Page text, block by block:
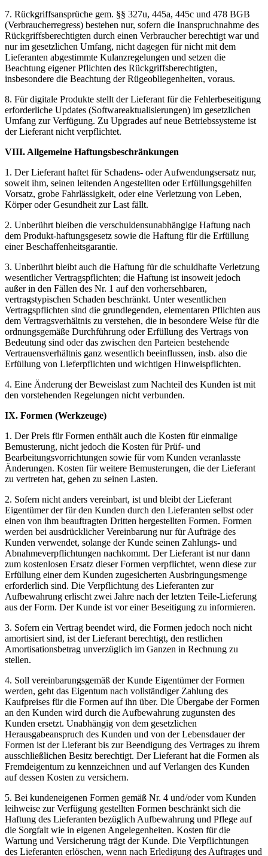
7. Rückgriffsansprüche gem. §§ 327u, 445a, 445c und 478 BGB
(Verbraucherregress) bestehen nur, sofern die Inanspruchnahme des
Rückgriffsberechtigten durch einen Verbraucher berechtigt war und
nur im gesetzlichen Umfang, nicht dagegen für nicht mit dem
Lieferanten abgestimmte Kulanzregelungen und setzen die
Beachtung eigener Pflichten des Rückgriffsberechtigten,
insbesondere die Beachtung der Rügeobliegenheiten, voraus.
8. Für digitale Produkte stellt der Lieferant für die Fehlerbeseitigung
erforderliche Updates (Softwareaktualisierungen) im gesetzlichen
Umfang zur Verfügung. Zu Upgrades auf neue Betriebssysteme ist
der Lieferant nicht verpflichtet.
VIII. Allgemeine Haftungsbeschränkungen
1. Der Lieferant haftet für Schadens- oder Aufwendungsersatz nur,
soweit ihm, seinen leitenden Angestellten oder Erfüllungsgehilfen
Vorsatz, grobe Fahrlässigkeit, oder eine Verletzung von Leben,
Körper oder Gesundheit zur Last fällt.
2. Unberührt bleiben die verschuldensunabhängige Haftung nach
dem Produkt-haftungsgesetz sowie die Haftung für die Erfüllung
einer Beschaffenheitsgarantie.
3. Unberührt bleibt auch die Haftung für die schuldhafte Verletzung
wesentlicher Vertragspflichten; die Haftung ist insoweit jedoch
außer in den Fällen des Nr. 1 auf den vorhersehbaren,
vertragstypischen Schaden beschränkt. Unter wesentlichen
Vertragspflichten sind die grundlegenden, elementaren Pflichten aus
dem Vertragsverhältnis zu verstehen, die in besondere Weise für die
ordnungsgemäße Durchführung oder Erfüllung des Vertrags von
Bedeutung sind oder das zwischen den Parteien bestehende
Vertrauensverhältnis ganz wesentlich beeinflussen, insb. also die
Erfüllung von Lieferpflichten und wichtigen Hinweispflichten.
4. Eine Änderung der Beweislast zum Nachteil des Kunden ist mit
den vorstehenden Regelungen nicht verbunden.
IX. Formen (Werkzeuge)
1. Der Preis für Formen enthält auch die Kosten für einmalige
Bemusterung, nicht jedoch die Kosten für Prüf- und
Bearbeitungsvorrichtungen sowie für vom Kunden veranlasste
Änderungen. Kosten für weitere Bemusterungen, die der Lieferant
zu vertreten hat, gehen zu seinen Lasten.
2. Sofern nicht anders vereinbart, ist und bleibt der Lieferant
Eigentümer der für den Kunden durch den Lieferanten selbst oder
einen von ihm beauftragten Dritten hergestellten Formen. Formen
werden bei ausdrücklicher Vereinbarung nur für Aufträge des
Kunden verwendet, solange der Kunde seinen Zahlungs- und
Abnahmeverpflichtungen nachkommt. Der Lieferant ist nur dann
zum kostenlosen Ersatz dieser Formen verpflichtet, wenn diese zur
Erfüllung einer dem Kunden zugesicherten Ausbringungsmenge
erforderlich sind. Die Verpflichtung des Lieferanten zur
Aufbewahrung erlischt zwei Jahre nach der letzten Teile-Lieferung
aus der Form. Der Kunde ist vor einer Beseitigung zu informieren.
3. Sofern ein Vertrag beendet wird, die Formen jedoch noch nicht
amortisiert sind, ist der Lieferant berechtigt, den restlichen
Amortisationsbetrag unverzüglich im Ganzen in Rechnung zu
stellen.
4. Soll vereinbarungsgemäß der Kunde Eigentümer der Formen
werden, geht das Eigentum nach vollständiger Zahlung des
Kaufpreises für die Formen auf ihn über. Die Übergabe der Formen
an den Kunden wird durch die Aufbewahrung zugunsten des
Kunden ersetzt. Unabhängig von dem gesetzlichen
Herausgabeanspruch des Kunden und von der Lebensdauer der
Formen ist der Lieferant bis zur Beendigung des Vertrages zu ihrem
ausschließlichen Besitz berechtigt. Der Lieferant hat die Formen als
Fremdeigentum zu kennzeichnen und auf Verlangen des Kunden
auf dessen Kosten zu versichern.
5. Bei kundeneigenen Formen gemäß Nr. 4 und/oder vom Kunden
leihweise zur Verfügung gestellten Formen beschränkt sich die
Haftung des Lieferanten bezüglich Aufbewahrung und Pflege auf
die Sorgfalt wie in eigenen Angelegenheiten. Kosten für die
Wartung und Versicherung trägt der Kunde. Die Verpflichtungen
des Lieferanten erlöschen, wenn nach Erledigung des Auftrages und